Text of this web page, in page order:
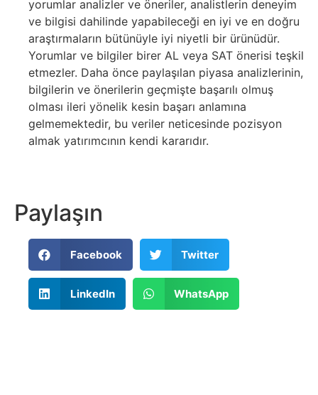
yorumlar analizler ve öneriler, analistlerin deneyim
ve bilgisi dahilinde yapabileceği en iyi ve en doğru
araştırmaların bütünüyle iyi niyetli bir ürünüdür.
Yorumlar ve bilgiler birer AL veya SAT önerisi teşkil
etmezler. Daha önce paylaşılan piyasa analizlerinin,
bilgilerin ve önerilerin geçmişte başarılı olmuş
olması ileri yönelik kesin başarı anlamına
gelmemektedir, bu veriler neticesinde pozisyon
almak yatırımcının kendi kararıdır.
Paylaşın
Facebook Twitter
LinkedIn WhatsApp